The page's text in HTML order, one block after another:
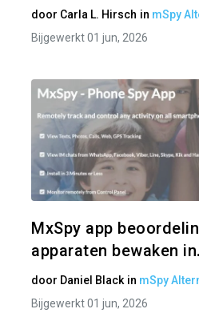
door Carla L. Hirsch in mSpy
Bijgewerkt 01 jun, 2026
MxSpy app
apparaten bewaken
door Daniel Black in mSpy
Bijgewerkt 01 jun, 2026